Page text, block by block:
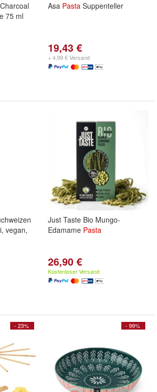
75 ml
Asa Pasta Suppenteller
19,43 €
+ 4,99 € Versand
vegan,
Just Taste Bio Mungo-
Edamame Pasta
26,90 €
Kostenloser Versand
- 23% - 99%